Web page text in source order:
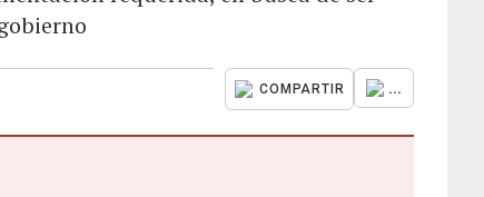
COMPARTIR ...